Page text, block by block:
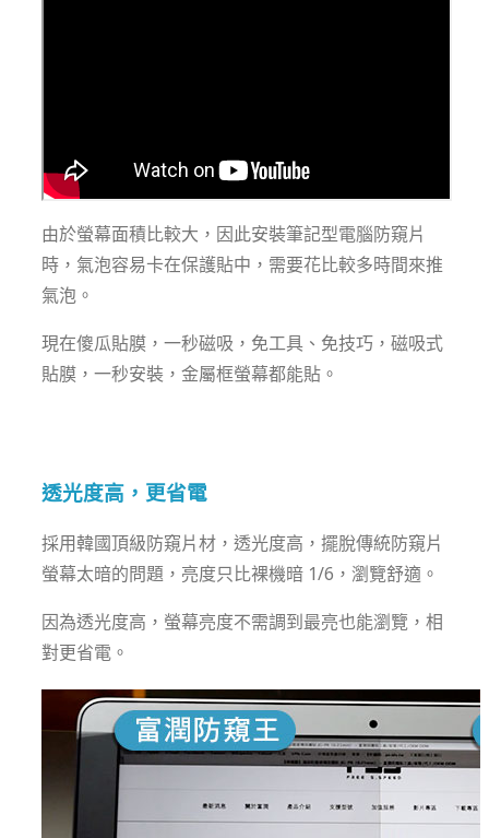
由於螢幕面積比較大，因此安裝筆記型電腦防窺片
時，氣泡容易卡在保護貼中，需要花比較多時間來推
氣泡。
現在傻瓜貼膜，一秒磁吸，免工具、免技巧，磁吸式
貼膜，一秒安裝，金屬框螢幕都能貼。
透光度高，更省電
採用韓國頂級防窺片材，透光度高，擺脫傳統防窺片
螢幕太暗的問題，亮度只比裸機暗 1/6，瀏覽舒適。
因為透光度高，螢幕亮度不需調到最亮也能瀏覽，相
對更省電。